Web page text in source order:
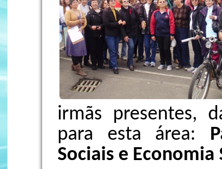
irmãs presentes,
para esta área:
Sociais e